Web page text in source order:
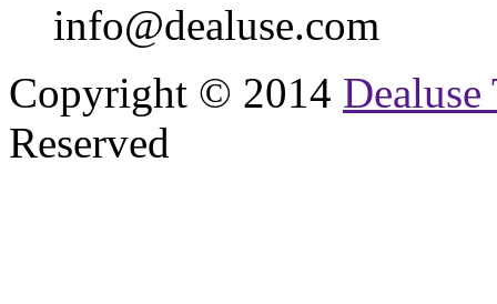
info@dealuse.com
Copyright © 2014
Reserved